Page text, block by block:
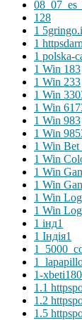
1 28
1
1
1 polska-
1 Win 183
1 Win 233
1 Win 330
1 Win 617
1 Win 983
1 Win 985
1 Win Bet
1 Win
1 Win
1 Win
1 Win
1 Win
1 інд1
1 Індія1
1-
1.1
1.2
1.5